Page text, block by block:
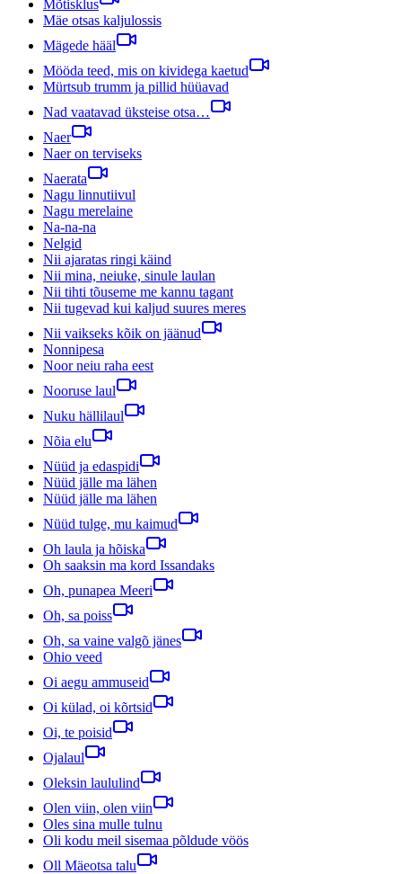
Mõtisklus
Mäe otsas kaljulossis
Mägede hääl
Mööda teed, mis on kividega kaetud
Mürtsub trumm ja pillid hüüavad
Nad vaatavad üksteise otsa…
Naer
Naer on terviseks
Naerata
Nagu linnutiivul
Nagu merelaine
Na-na-na
Nelgid
Nii ajaratas ringi käind
Nii mina, neiuke, sinule laulan
Nii tihti tõuseme me kannu tagant
Nii tugevad kui kaljud suures meres
Nii vaikseks kõik on jäänud
Nonnipesa
Noor neiu raha eest
Nooruse laul
Nuku hällilaul
Nõia elu
Nüüd ja edaspidi
Nüüd jälle ma lähen
Nüüd jälle ma lähen
Nüüd tulge, mu kaimud
Oh laula ja hõiska
Oh saaksin ma kord Issandaks
Oh, punapea Meeri
Oh, sa poiss
Oh, sa vaine valgõ jänes
Ohio veed
Oi aegu ammuseid
Oi külad, oi kõrtsid
Oi, te poisid
Ojalaul
Oleksin laululind
Olen viin, olen viin
Oles sina mulle tulnu
Oli kodu meil sisemaa põldude vöös
Oll Mäeotsa talu